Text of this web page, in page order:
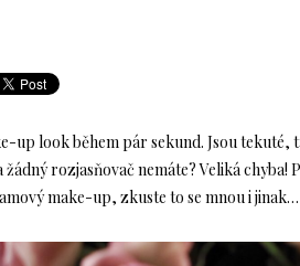
up look během pár sekund. Jsou tekuté,
rozjasňovač nemáte? Veliká chyba!
make-up, zkuste to se mnou i jinak…